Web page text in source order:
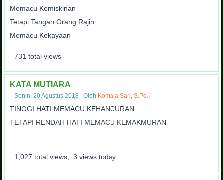
Memacu Kemiskinan
Tetapi Tangan Orang Rajin
Memacu Kekayaan
731 total views
KATA MUTIARA
Senin, 20 Agustus 2018 |Oleh Komala Sari, S.Pd.I
TINGGI HATI MEMACU KEHANCURAN
TETAPI RENDAH HATI MEMACU KEMAKMURAN
1,027 total views, 3 views today